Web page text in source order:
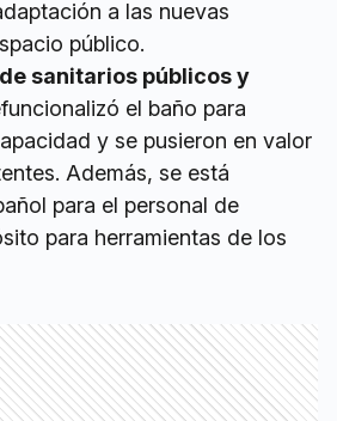
a las nuevas
público.
sanitarios públicos y
el baño para
y se pusieron en valor
Además, se está
para el personal de
para herramientas de los